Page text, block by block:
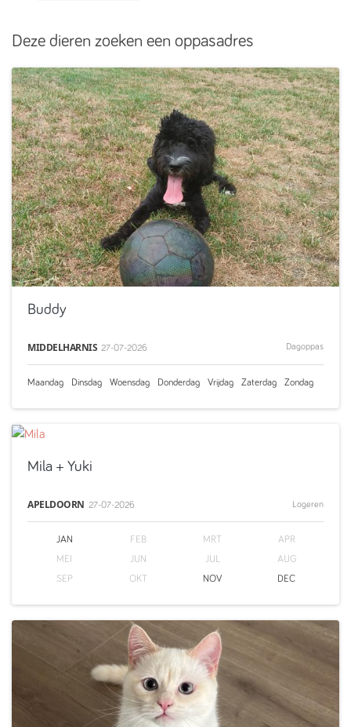
Deze dieren zoeken een oppasadres
Buddy
MIDDELHARNIS 27-07-2026 Dagoppas
Maandag Dinsdag Woensdag Donderdag Vrijdag Zaterdag Zondag
Mila + Yuki
APELDOORN 27-07-2026 Logeren
JAN FEB MRT
APR
MEI
JUN JUL
AUG
SEP
OKT NOV DEC